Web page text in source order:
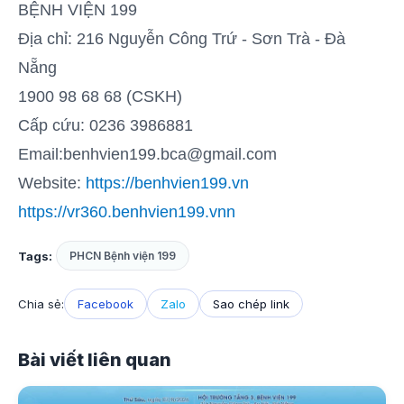
BỆNH VIỆN 199
Địa chỉ: 216 Nguyễn Công Trứ - Sơn Trà - Đà
Nẵng
1900 98 68 68 (CSKH)
Cấp cứu: 0236 3986881
Email:benhvien199.bca@gmail.com
Website: https://benhvien199.vn
https://vr360.benhvien199.vnn
Tags: PHCN Bệnh viện 199
Chia sẻ: Facebook Zalo Sao chép link
Bài viết liên quan